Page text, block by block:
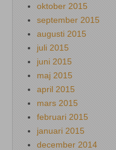
oktober 2015
september 2015
augusti 2015
juli 2015
juni 2015
maj 2015
april 2015
mars 2015
februari 2015
januari 2015
december 2014